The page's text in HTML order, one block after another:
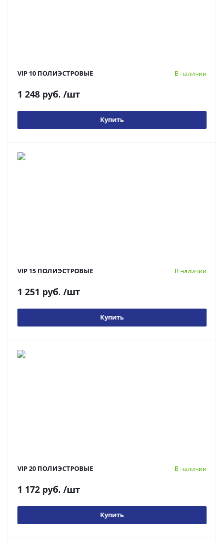
VIP 10 ПОЛИЭСТРОВЫЕ В наличии
1 248 руб. /шт
Купить
VIP 15 ПОЛИЭСТРОВЫЕ В наличии
1 251 руб. /шт
Купить
VIP 20 ПОЛИЭСТРОВЫЕ В наличии
1 172 руб. /шт
Купить